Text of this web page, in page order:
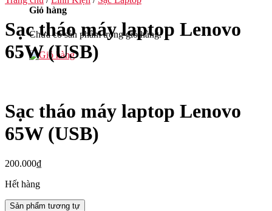
Giỏ hàng
Chưa có sản phẩm trong giỏ hàng.
Sạc tháo máy laptop Lenovo
65W (USB)
Sạc tháo máy laptop Lenovo
65W (USB)
200.000₫
Hết hàng
Sản phẩm tương tự